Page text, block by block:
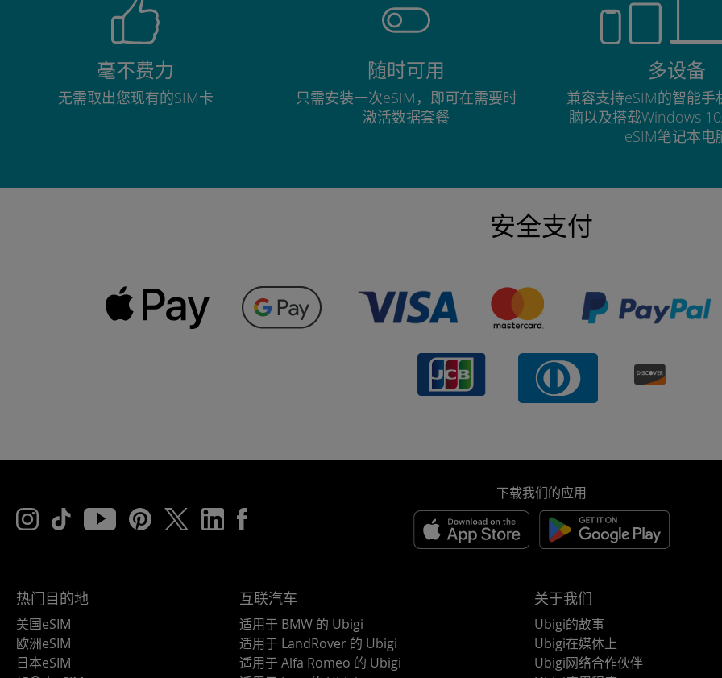
毫不费力
无需取出您现有的SIM卡
随时可用
只需安装一次eSIM，即可在需要时
激活数据套餐
多设备
兼容支持eSIM的智能手
脑以及搭载Windows
eSIM笔记本电
安全支付
下载我们的应用
热门目的地
美国eSIM
欧洲eSIM
日本eSIM
互联汽车
适用于 BMW 的 Ubigi
适用于 LandRover 的 Ubigi
适用于 Alfa Romeo 的 Ubigi
关于我们
Ubigi的故事
Ubigi在媒体上
Ubigi网络合作伙伴